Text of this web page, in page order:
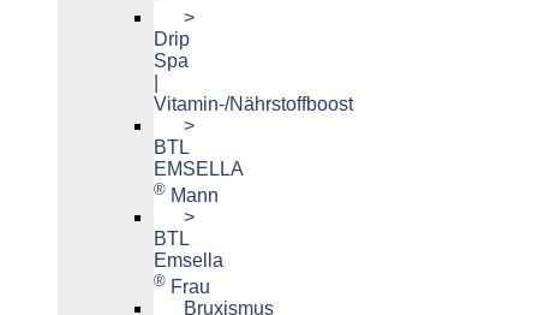
>
Drip
Spa
Vitamin-/Nährstoffboost
>
BTL
EMSELLA
® Mann
>
BTL
Emsella
® Frau
Bruxismus